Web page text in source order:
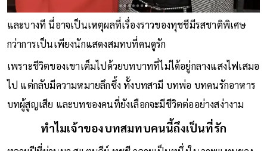
และบางที นี่อาจเป็นเหตุผลที่เรื่องราวของทุชชีมีรสชาติพิเศษ
กว่าการเป็นเพียงนักแสดงสมทบที่คนดูรัก
เพราะชีวิตของเขาเต็มไปด้วยบทบาทที่ไม่ได้อยู่กลางแสงไฟเสมอ
ไป แต่กลับมีความหมายลึกซึ้ง ทั้งบทสามี บทพ่อ บทคนรักอาหาร
บทผู้สูญเสีย และบทของคนที่ยังเลือกจะมีชีวิตต่ออย่างสง่างาม
ทำไมเจ้าของบทสมทบคนนี้ถึงเป็นที่รัก